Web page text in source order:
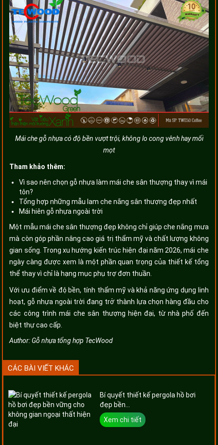
Mái che gỗ nhựa có độ bền vượt trội, không lo cong vênh hay mối
mọt
Tham khảo thêm:
Vì sao nên chọn gỗ nhựa làm mái che sân thượng thay vì mái
tôn?
Tổng hợp những mẫu lam che nắng sân thượng đẹp nhất
Mái hiên gỗ nhựa ngoài trời
Một mẫu mái che sân thượng đẹp không chỉ giúp che nắng mưa
mà còn góp phần nâng cao giá trị thẩm mỹ và chất lượng không
gian sống. Trong xu hướng kiến trúc hiện đại năm 2026, mái che
ngày càng được xem là một phần quan trọng của thiết kế tổng
thể thay vì chỉ là hạng mục phụ trợ đơn thuần.
Với ưu điểm về độ bền, tính thẩm mỹ và khả năng ứng dụng linh
hoạt, gỗ nhựa ngoài trời đang trở thành lựa chọn hàng đầu cho
các công trình mái che sân thượng hiện đại, từ nhà phố đến
biệt thự cao cấp.
Author:Gỗ nhựa tổng hợp TecWood
CÁC BÀI VIẾT KHÁC
Bí quyết thiết kế pergola hồ bơi
đẹp bền...
Xem chi tiết